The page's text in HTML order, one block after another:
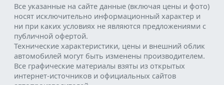
Все указанные на сайте данные (включая цены и фото)
носят исключительно информационный характер и
ни при каких условиях не являются предложениями с
публичной офертой.
Технические характеристики, цены и внешний облик
автомобилей могут быть изменены производителем.
Все графические материалы взяты из открытых
интернет-источников и официальных сайтов